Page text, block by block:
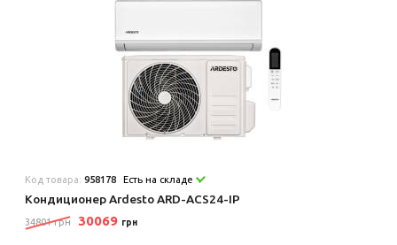
Код товара:958178 Есть на складе
Кондиционер Ardesto ARD-ACS24-IP
34801 грн 30069 грн